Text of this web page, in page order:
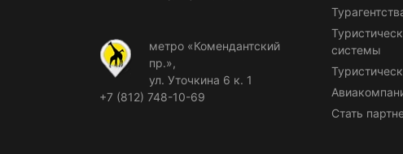
метро «Комендантский
пр.»,
ул. Уточкина 6 к. 1
+7 (812) 748-10-69
системы
Стать